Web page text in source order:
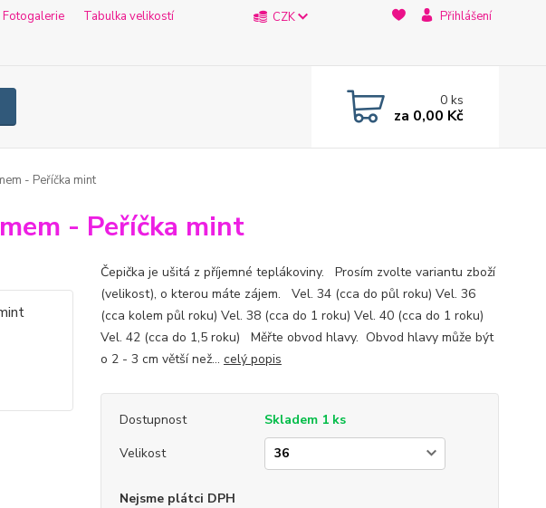
Fotogalerie
Tabulka velikostí
CZK Přihlášení
0ks
za 0,00 Kč
- Peříčka mint
- Peříčka mint
Čepička je ušitá z příjemné teplákoviny. Prosím zvolte variantu zboží
(velikost), o kterou máte zájem. Vel. 34 (cca do půl roku) Vel. 36
(cca kolem půl roku) Vel. 38 (cca do 1 roku) Vel. 40 (cca do 1 roku)
Vel. 42 (cca do 1,5 roku) Měřte obvod hlavy. Obvod hlavy může být
o 2 - 3 cm větší než... celý popis
Dostupnost
Skladem 1 ks
Velikost
Nejsme plátci DPH